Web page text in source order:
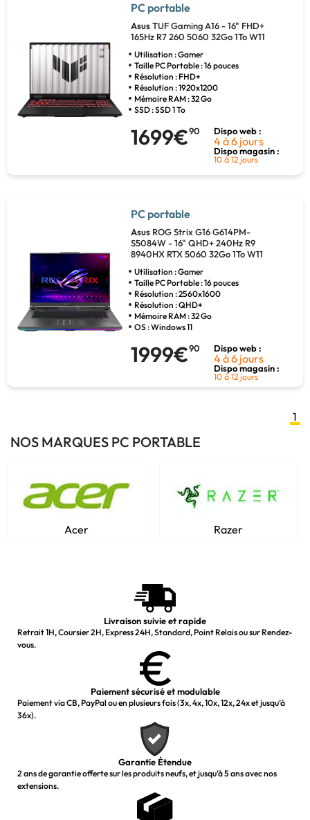
PC portable
AsusTUF Gaming A16 - 16" FHD+
165Hz R7 260 5060 32Go 1To W11
Utilisation : Gamer
Taille PC Portable : 16 pouces
Résolution : FHD+
Résolution : 1920x1200
Mémoire RAM : 32 Go
SSD : SSD 1 To
1699€90 Dispo web :
4 à 6 jours
Dispo magasin :
10 à 12 jours
PC portable
Asus ROG Strix G16 G614PM-
S5084W - 16" QHD+ 240Hz R9
8940HX RTX 5060 32Go 1To W11
Utilisation : Gamer
Taille PC Portable : 16 pouces
Résolution : 2560x1600
Résolution : QHD+
Mémoire RAM : 32 Go
OS : Windows 11
1999€90 Dispo web :
4 à 6 jours
Dispo magasin :
10 à 12 jours
1
NOS MARQUES PC PORTABLE
Acer Razer
Livraison suivie et rapide
Retrait 1H, Coursier 2H, Express 24H, Standard, Point Relais ou sur Rendez-
vous.
Paiement sécurisé et modulable
Paiement via CB, PayPal ou en plusieurs fois (3x, 4x, 10x, 12x, 24x et jusqu’à
36x).
Garantie Étendue
2 ans de garantie offerte sur les produits neufs, et jusqu’à 5 ans avec nos
extensions.